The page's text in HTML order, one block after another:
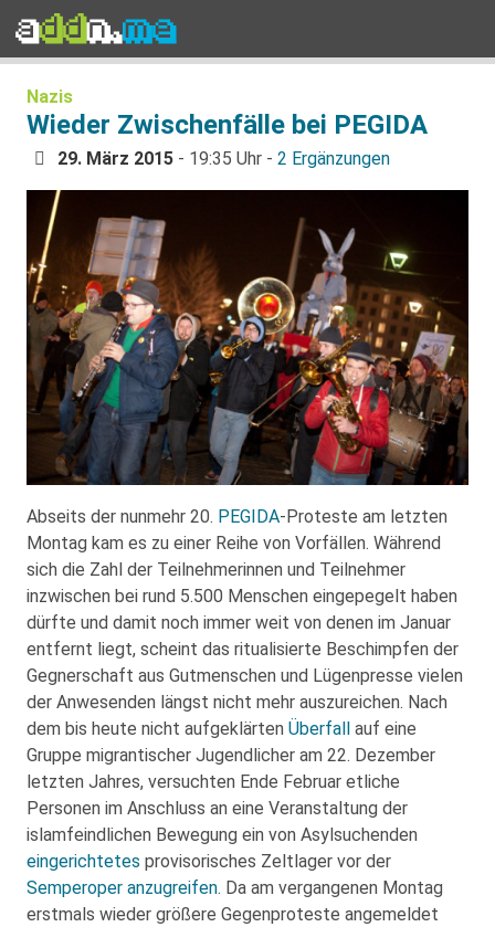
Nazis
Wieder Zwischenfälle bei PEGIDA
29. März 2015 - 19:35 Uhr - 2 Ergänzungen
Abseits der nunmehr 20. PEGIDA-Proteste am letzten
Montag kam es zu einer Reihe von Vorfällen. Während
sich die Zahl der Teilnehmerinnen und Teilnehmer
inzwischen bei rund 5.500 Menschen eingepegelt haben
dürfte und damit noch immer weit von denen im Januar
entfernt liegt, scheint das ritualisierte Beschimpfen der
Gegnerschaft aus Gutmenschen und Lügenpresse vielen
der Anwesenden längst nicht mehr auszureichen. Nach
dem bis heute nicht aufgeklärten Überfall auf eine
Gruppe migrantischer Jugendlicher am 22. Dezember
letzten Jahres, versuchten Ende Februar etliche
Personen im Anschluss an eine Veranstaltung der
islamfeindlichen Bewegung ein von Asylsuchenden
eingerichtetes provisorisches Zeltlager vor der
Semperoper anzugreifen. Da am vergangenen Montag
erstmals wieder größere Gegenproteste angemeldet